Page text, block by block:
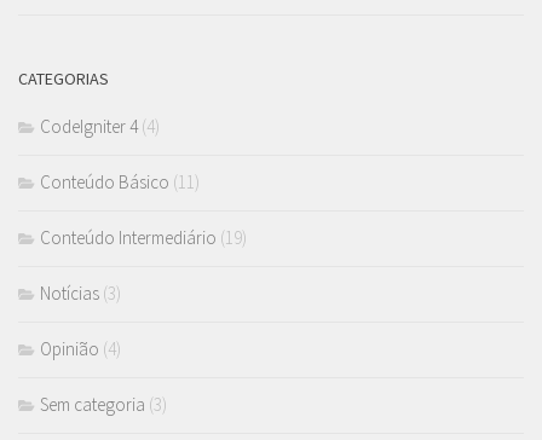
CATEGORIAS
CodeIgniter 4(4)
Conteúdo Básico (11)
Conteúdo Intermediário (19)
Notícias (3)
Opinião (4)
Sem categoria (3)